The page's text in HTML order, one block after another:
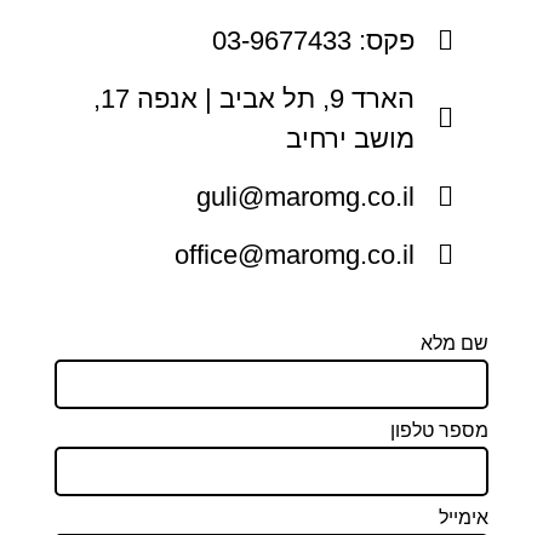
פקס: 03-9677433
הארד 9, תל אביב | אנפה 17,
מושב ירחיב
guli@maromg.co.il
office@maromg.co.il
שם מלא
מספר טלפון
אימייל